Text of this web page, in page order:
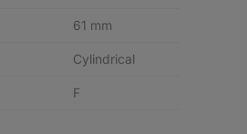
61 mm
Cylindrical
F